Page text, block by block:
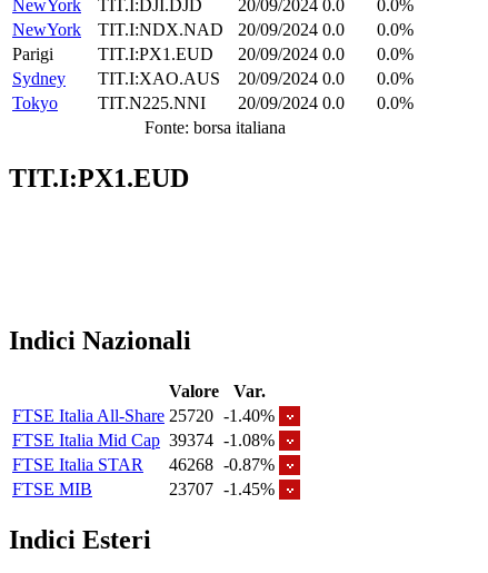
NewYork
TIT.I:DJI.DJD 20/09/2024 0.0
0.0%
NewYork
TIT.I:NDX.NAD 20/09/2024 0.0
0.0%
Parigi
TIT.I:PX1.EUD 20/09/2024 0.0
0.0%
Sydney
TIT.I:XAO.AUS 20/09/2024 0.0
0.0%
Tokyo
TIT.N225.NNI 20/09/2024 0.0
0.0%
Fonte: borsa italiana
TIT.I:PX1.EUD
Indici Nazionali
Valore
Var.
FTSE Italia All-Share 25720 -1.40%
FTSE Italia Mid Cap 39374 -1.08%
FTSE Italia STAR
46268 -0.87%
FTSE MIB
23707 -1.45%
Indici Esteri